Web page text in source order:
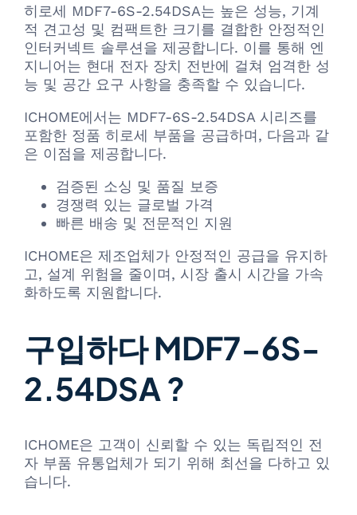
히로세 MDF7-6S-2.54DSA는 높은 성능, 기계
적 견고성 및 컴팩트한 크기를 결합한 안정적인
인터커넥트 솔루션을 제공합니다. 이를 통해 엔
지니어는 현대 전자 장치 전반에 걸쳐 엄격한 성
능 및 공간 요구 사항을 충족할 수 있습니다.
ICHOME에서는 MDF7-6S-2.54DSA 시리즈를
포함한 정품 히로세 부품을 공급하며, 다음과 같
은 이점을 제공합니다.
검증된 소싱 및 품질 보증
경쟁력 있는 글로벌 가격
빠른 배송 및 전문적인 지원
ICHOME은 제조업체가 안정적인 공급을 유지하
고, 설계 위험을 줄이며, 시장 출시 시간을 가속
화하도록 지원합니다.
구입하다 MDF7-6S-
2.54DSA ?
ICHOME은 고객이 신뢰할 수 있는 독립적인 전
자 부품 유통업체가 되기 위해 최선을 다하고 있
습니다.